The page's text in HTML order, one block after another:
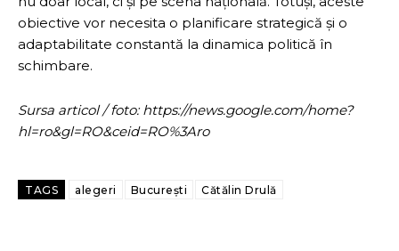
obiective vor necesita o planificare strategică și o
adaptabilitate constantă la dinamica politică în
schimbare.
Sursa articol / foto: https://news.google.com/home?
hl=ro&gl=RO&ceid=RO%3Aro
TAGS alegeri București Cătălin Drulă